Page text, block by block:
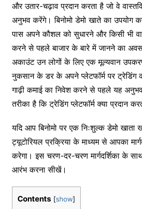
और उतार-चढ़ाव प्रदान करता है जो वे
अनुभव करेंगे। बिनोमो डेमो खाते का उपयोग
पास अपने कौशल को सुधारने और किसी भी
करने से पहले बाजार के बारे में जानने का
अकाउंट उन लोगों के लिए एक मूल्यवान
नुकसान के डर के अपने प्लेटफॉर्म पर ट्रेडिंग
गाढ़ी कमाई का निवेश करने से पहले यह
तरीका है कि ट्रेडिंग प्लेटफॉर्म क्या प्रदान
यदि आप बिनोमो पर एक निःशुल्क डेमो खाता
ट्यूटोरियल प्रक्रिया के माध्यम से आपका
करेगा। इस चरण-दर-चरण मार्गदर्शिका के
आरंभ करना सीखें।
Contents [show]